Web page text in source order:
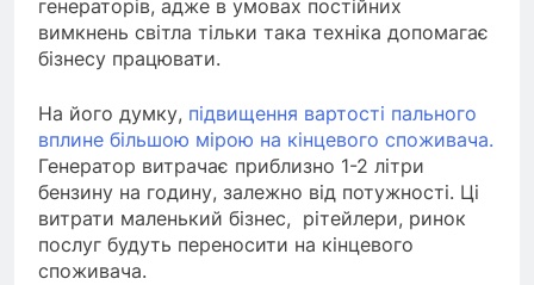
генераторів, адже в умовах постійних
вимкнень світла тільки така техніка допомагає
бізнесу працювати.
На його думку, підвищення вартості пального
вплине більшою мірою на кінцевого споживача.
Генератор витрачає приблизно 1-2 літри
бензину на годину, залежно від потужності. Ці
витрати маленький бізнес, рітейлери, ринок
послуг будуть переносити на кінцевого
споживача.